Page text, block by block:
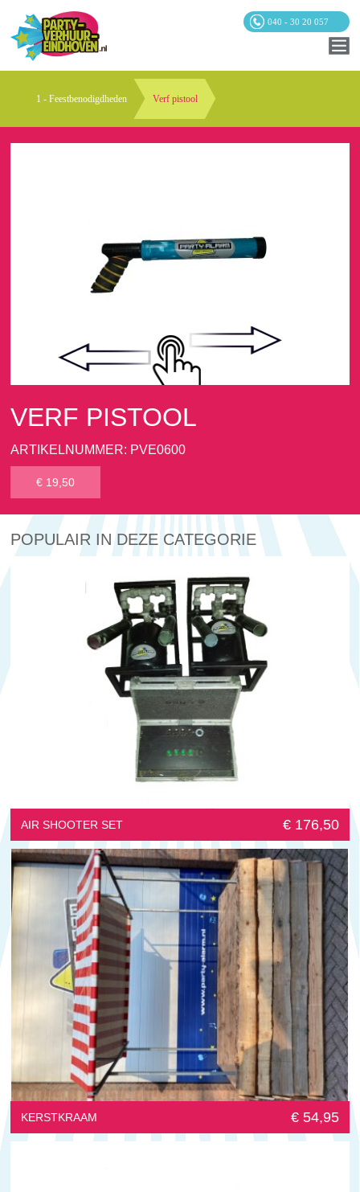
040 - 30 20 057
1 - Feestbenodigdheden Verf pistool
VERF PISTOOL
ARTIKELNUMMER: PVE0600
€ 19,50
POPULAIR IN DEZE CATEGORIE
AIR SHOOTER SET € 176,50
KERSTKRAAM € 54,95